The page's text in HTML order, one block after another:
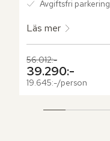
Avgiftsfri parkering
Läs mer
Tidigare pris,
56.012:-
Nuvarande pris,
39.290:-
19.645:-/person